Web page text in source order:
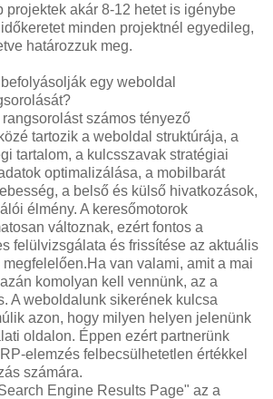
projektek akár 8-12 hetet is igénybe
minden projektnél egyedileg,
határozzuk meg.
egy weboldal
számos tényező
tartozik a weboldal struktúrája, a
tartalom, a kulcsszavak stratégiai
optimalizálása, a mobilbarát
a belső és külső hivatkozások,
élmény. A keresőmotorok
változnak, ezért fontos a
felülvizsgálata és frissítése az aktuális
van valami, amit a mai
komolyan kell vennünk, az a
A weboldalunk sikerének kulcsa
azon, hogy milyen helyen jelenünk
oldalon. Éppen ezért partnerünk
elemzés felbecsülhetetlen értékkel
számára.
Engine Results Page" az a